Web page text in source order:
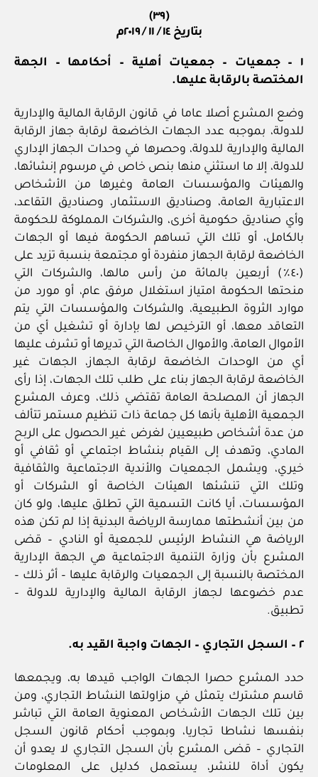
(٣٩)
بتاريخ ١٤ / ١١ / ٢٠١٩م
١ – جمعيات – جمعيات أهلية – أحكامها – الجهة
المختصة بالرقابة عليها.
وضع المشرع أصلا عاما في قانون الرقابة المالية والإدارية
للدولة، بموجبه عدد الجهات الخاضعة لرقابة جهاز الرقابة
المالية والإدارية للدولة، وحصرها في وحدات الجهاز الإداري
للدولة، إلا ما استثني منها بنص خاص في مرسوم إنشائها،
والهيئات والمؤسسات العامة وغيرها من الأشخاص
الاعتبارية العامة، وصناديق الاستثمار، وصناديق التقاعد،
وأي صناديق حكومية أخرى، والشركات المملوكة للحكومة
بالكامل، أو تلك التي تساهم الحكومة فيها أو الجهات
الخاضعة لرقابة الجهاز منفردة أو مجتمعة بنسبة تزيد على
(٤٠٪) أربعين بالمائة من رأس مالها، والشركات التي
منحتها الحكومة امتياز استغلال مرفق عام، أو مورد من
موارد الثروة الطبيعية، والشركات والمؤسسات التي يتم
التعاقد معها، أو الترخيص لها بإدارة أو تشغيل أي من
الأموال العامة، والأموال الخاصة التي تديرها أو تشرف عليها
أي من الوحدات الخاضعة لرقابة الجهاز، الجهات غير
الخاضعة لرقابة الجهاز بناء على طلب تلك الجهات، إذا رأى
الجهاز أن المصلحة العامة تقتضي ذلك، وعرف المشرع
الجمعية الأهلية بأنها كل جماعة ذات تنظيم مستمر تتألف
من عدة أشخاص طبيعيين لغرض غير الحصول على الربح
المادي، وتهدف إلى القيام بنشاط اجتماعي أو ثقافي أو
خيري، ويشمل الجمعيات والأندية الاجتماعية والثقافية
وتلك التي تنشئها الهيئات الخاصة أو الشركات أو
المؤسسات، أيا كانت التسمية التي تطلق عليها، ولو كان
من بين أنشطتها ممارسة الرياضة البدنية إذا لم تكن هذه
الرياضة هي النشاط الرئيس للجمعية أو النادي – قضى
المشرع بأن وزارة التنمية الاجتماعية هي الجهة الإدارية
المختصة بالنسبة إلى الجمعيات والرقابة عليها – أثر ذلك –
عدم خضوعها لجهاز الرقابة المالية والإدارية للدولة –
تطبيق.
٢ – السجل التجاري – الجهات واجبة القيد به.
حدد المشرع حصرا الجهات الواجب قيدها به، ويجمعها
قاسم مشترك يتمثل في مزاولتها النشاط التجاري، ومن
بين تلك الجهات الأشخاص المعنوية العامة التي تباشر
بنفسها نشاطا تجاريا، وبموجب أحكام قانون السجل
التجاري – قضى المشرع بأن السجل التجاري لا يعدو أن
يكون أداة للنشر، يستعمل كدليل على المعلومات